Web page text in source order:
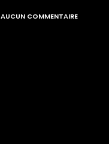
AUCUN COMMENTAIRE